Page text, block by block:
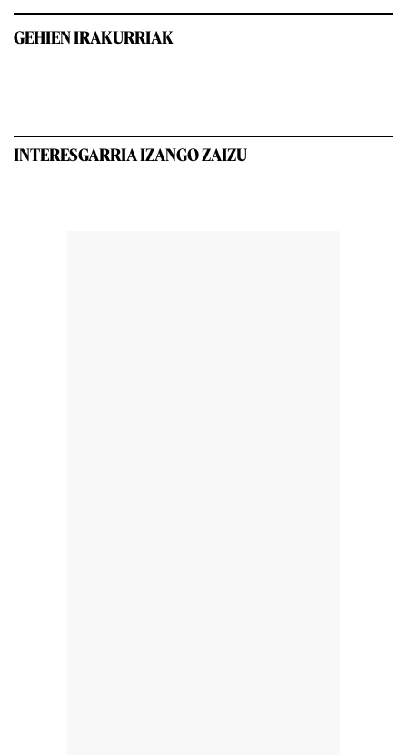
GEHIEN IRAKURRIAK
INTERESGARRIA IZANGO ZAIZU